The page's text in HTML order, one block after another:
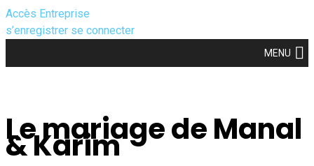
Accès Entreprise
s’enregistrer se connecter
MENU
Le mariage de Manal
& Karim